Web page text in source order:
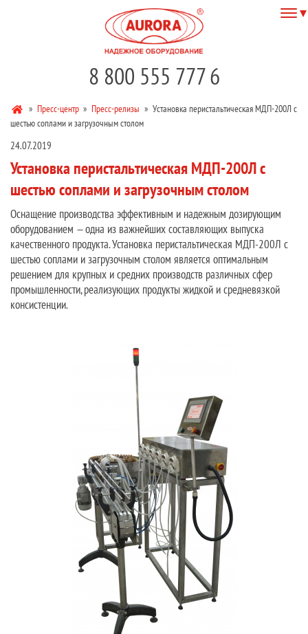
8 800 555 777 6
» Пресс-центр » Пресс-релизы » Установка перистальтическая МДП-200Л с
шестью соплами и загрузочным столом
24.07.2019
Установка перистальтическая МДП-200Л с
шестью соплами и загрузочным столом
Оснащение производства эффективным и надежным дозирующим
оборудованием — одна из важнейших составляющих выпуска
качественного продукта. Установка перистальтическая МДП-200Л с
шестью соплами и загрузочным столом является оптимальным
решением для крупных и средних производств различных сфер
промышленности, реализующих продукты жидкой и средневязкой
консистенции.